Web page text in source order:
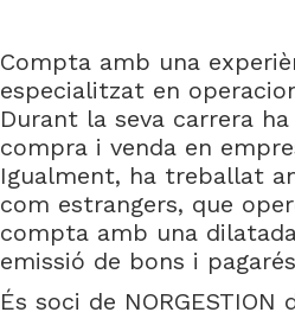
Compta amb una
especialitzat en
Durant la seva carrera
compra i venda en
Igualment, ha treballat
com estrangers, que
compta amb una
emissió de bons i
És soci de